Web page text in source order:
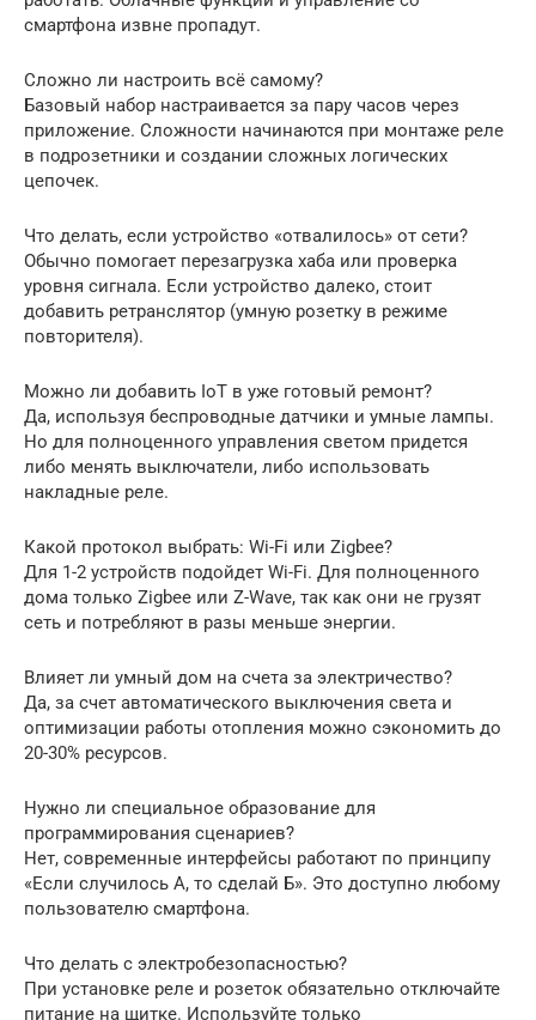
смартфона извне пропадут.
Сложно ли настроить всё самому?
Базовый набор настраивается за пару часов через
приложение. Сложности начинаются при монтаже реле
в подрозетники и создании сложных логических
цепочек.
Что делать, если устройство «отвалилось» от сети?
Обычно помогает перезагрузка хаба или проверка
уровня сигнала. Если устройство далеко, стоит
добавить ретранслятор (умную розетку в режиме
повторителя).
Можно ли добавить IoT в уже готовый ремонт?
Да, используя беспроводные датчики и умные лампы.
Но для полноценного управления светом придется
либо менять выключатели, либо использовать
накладные реле.
Какой протокол выбрать: Wi-Fi или Zigbee?
Для 1-2 устройств подойдет Wi-Fi. Для полноценного
дома только Zigbee или Z-Wave, так как они не грузят
сеть и потребляют в разы меньше энергии.
Влияет ли умный дом на счета за электричество?
Да, за счет автоматического выключения света и
оптимизации работы отопления можно сэкономить до
20-30% ресурсов.
Нужно ли специальное образование для
программирования сценариев?
Нет, современные интерфейсы работают по принципу
«Если случилось А, то сделай Б». Это доступно любому
пользователю смартфона.
Что делать с электробезопасностью?
При установке реле и розеток обязательно отключайте
питание на щитке. Используйте только